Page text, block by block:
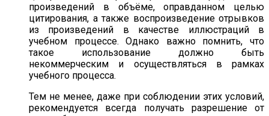
произведений в объёме, оправданном целью
цитирования, а также воспроизведение отрывков
из произведений в качестве иллюстраций в
учебном процессе. Однако важно помнить, что
такое использование должно быть
некоммерческим и осуществляться в рамках
учебного процесса.
Тем не менее, даже при соблюдении этих условий,
рекомендуется всегда получать разрешение от